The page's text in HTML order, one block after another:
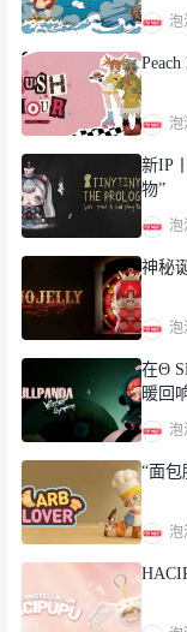
泡
泡
新IP
物”
泡
神秘
泡
在Θ
暖回
泡
“面包
泡